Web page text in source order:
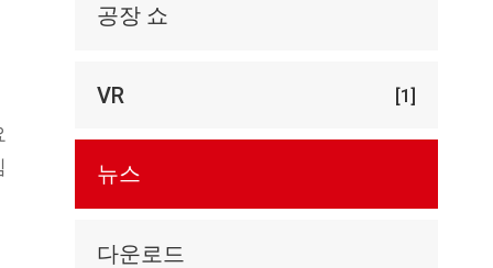
공장 쇼
VR [1]
뉴스
다운로드